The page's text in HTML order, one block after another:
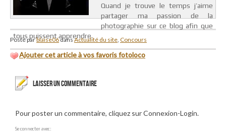
Quand je trouve le temps j’aime
partager ma passion de la
photographie sur ce blog afin que
tous puissent apprendre.
Posté parblaise06dansActualité du site Concours
Ajouter cet article à vos favoris fotoloco
LAISSER UN COMMENTAIRE
Pour poster un commentaire, cliquez sur Connexion-Login.
Se connecter avec: